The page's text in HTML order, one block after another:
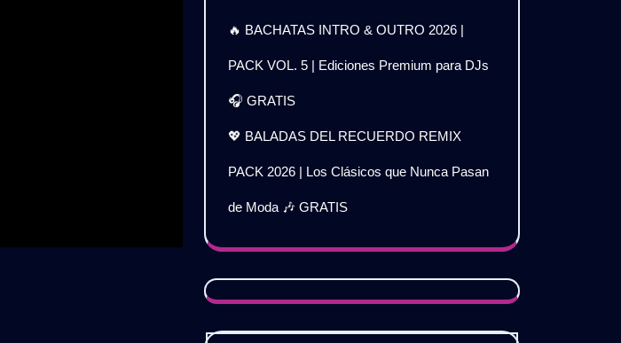
🔥 BACHATAS INTRO & OUTRO 2026 |
PACK VOL. 5 | Ediciones Premium para DJs
🎧 GRATIS
💖 BALADAS DEL RECUERDO REMIX
PACK 2026 | Los Clásicos que Nunca Pasan
de Moda 🎶 GRATIS